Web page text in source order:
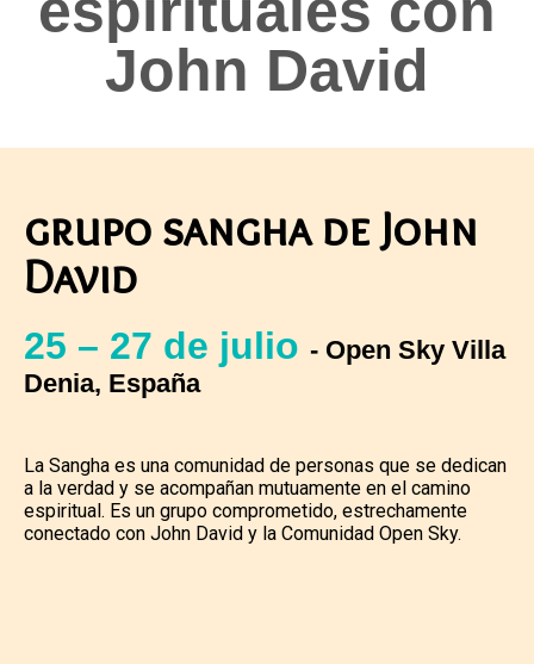
John David
grupo sangha de John
David
25 – 27 de julio - Open Sky Villa
Denia, España
La Sangha es una comunidad de personas que se dedican
a la verdad y se acompañan mutuamente en el camino
espiritual. Es un grupo comprometido, estrechamente
conectado con John David y la Comunidad Open Sky.